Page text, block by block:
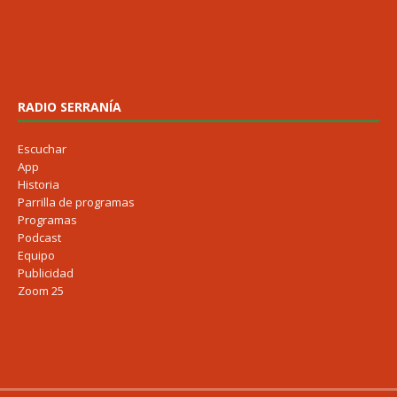
RADIO SERRANÍA
Escuchar
App
Historia
Parrilla de programas
Programas
Podcast
Equipo
Publicidad
Zoom 25